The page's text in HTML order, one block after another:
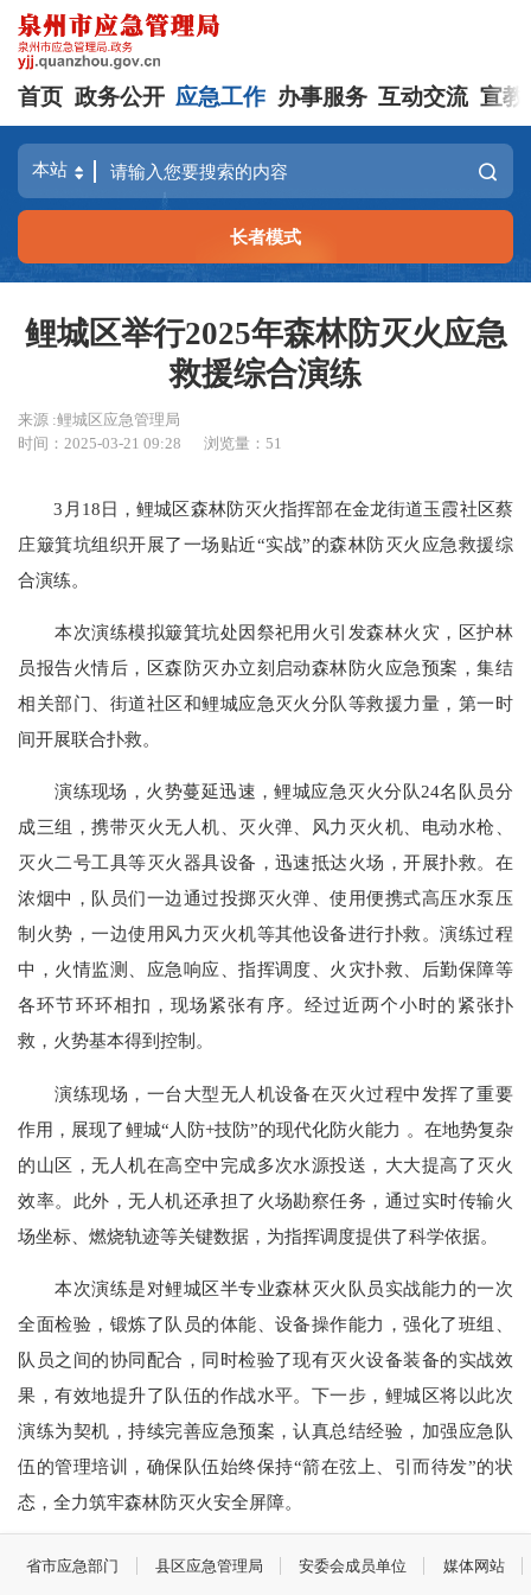
首页 政务公开 应急工作 办事服务 互动交流 宣教
长者模式
鲤城区举行2025年森林防灭火应急
救援综合演练
来源 :鲤城区应急管理局
时间：2025-03-21 09:28
浏览量：51
3月18日，鲤城区森林防灭火指挥部在金龙街道玉霞社区蔡
庄簸箕坑组织开展了一场贴近“实战”的森林防灭火应急救援综
合演练。
本次演练模拟簸箕坑处因祭祀用火引发森林火灾，区护林
员报告火情后，区森防灭办立刻启动森林防火应急预案，集结
相关部门、街道社区和鲤城应急灭火分队等救援力量，第一时
间开展联合扑救。
演练现场，火势蔓延迅速，鲤城应急灭火分队24名队员分
成三组，携带灭火无人机、灭火弹、风力灭火机、电动水枪、
灭火二号工具等灭火器具设备，迅速抵达火场，开展扑救。在
浓烟中，队员们一边通过投掷灭火弹、使用便携式高压水泵压
制火势，一边使用风力灭火机等其他设备进行扑救。演练过程
中，火情监测、应急响应、指挥调度、火灾扑救、后勤保障等
各环节环环相扣，现场紧张有序。经过近两个小时的紧张扑
救，火势基本得到控制。
演练现场，一台大型无人机设备在灭火过程中发挥了重要
作用，展现了鲤城“人防+技防”的现代化防火能力 。在地势复杂
的山区，无人机在高空中完成多次水源投送，大大提高了灭火
效率。此外，无人机还承担了火场勘察任务，通过实时传输火
场坐标、燃烧轨迹等关键数据，为指挥调度提供了科学依据。
本次演练是对鲤城区半专业森林灭火队员实战能力的一次
全面检验，锻炼了队员的体能、设备操作能力，强化了班组、
队员之间的协同配合，同时检验了现有灭火设备装备的实战效
果，有效地提升了队伍的作战水平。下一步，鲤城区将以此次
演练为契机，持续完善应急预案，认真总结经验，加强应急队
伍的管理培训，确保队伍始终保持“箭在弦上、引而待发”的状
态，全力筑牢森林防灭火安全屏障。
省市应急部门 县区应急管理局 安委会成员单位 媒体网站